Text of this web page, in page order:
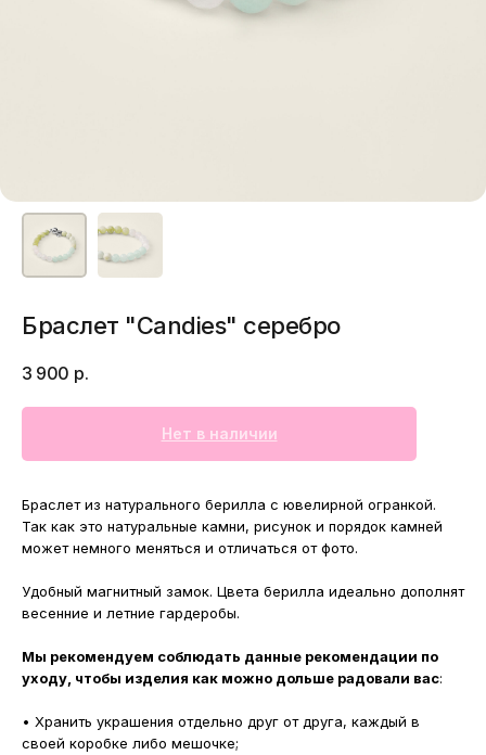
Браслет "Candies" серебро
3 900 р.
Нет в наличии
Браслет из натурального берилла с ювелирной огранкой.
Так как это натуральные камни, рисунок и порядок камней
может немного меняться и отличаться от фото.
Удобный магнитный замок. Цвета берилла идеально дополнят
весенние и летние гардеробы.
Мы рекомендуем соблюдать данные рекомендации по
уходу, чтобы изделия как можно дольше радовали вас:
• Хранить украшения отдельно друг от друга, каждый в
своей коробке либо мешочке;